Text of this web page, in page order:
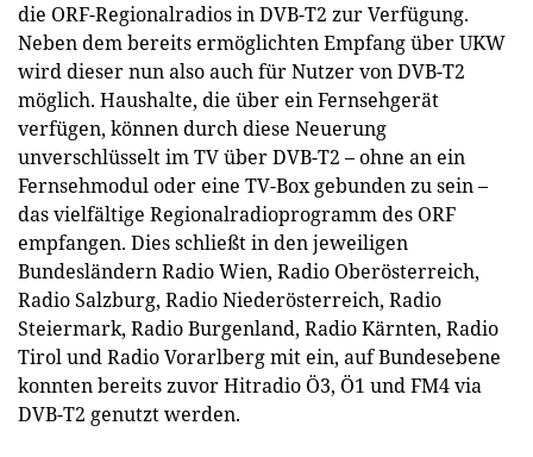
die ORF-Regionalradios in DVB-T2 zur Verfügung.
Neben dem bereits ermöglichten Empfang über UKW
wird dieser nun also auch für Nutzer von DVB-T2
möglich. Haushalte, die über ein Fernsehgerät
verfügen, können durch diese Neuerung
unverschlüsselt im TV über DVB-T2 – ohne an ein
Fernsehmodul oder eine TV-Box gebunden zu sein –
das vielfältige Regionalradioprogramm des ORF
empfangen. Dies schließt in den jeweiligen
Bundesländern Radio Wien, Radio Oberösterreich,
Radio Salzburg, Radio Niederösterreich, Radio
Steiermark, Radio Burgenland, Radio Kärnten, Radio
Tirol und Radio Vorarlberg mit ein, auf Bundesebene
konnten bereits zuvor Hitradio Ö3, Ö1 und FM4 via
DVB-T2 genutzt werden.